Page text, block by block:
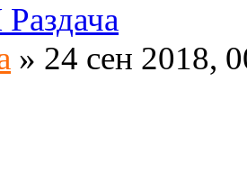
» 24 сен 2018,